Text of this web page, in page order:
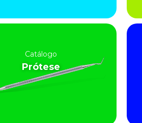
Catálogo
Prótese